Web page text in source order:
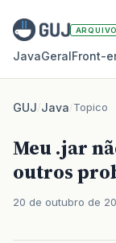
ARQUIVO
JavaGeral
GUJ/Java/Topico
Meu .jar
outros
20 de outubro de